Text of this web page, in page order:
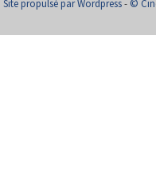
Site propulsé par Wordpress- ©